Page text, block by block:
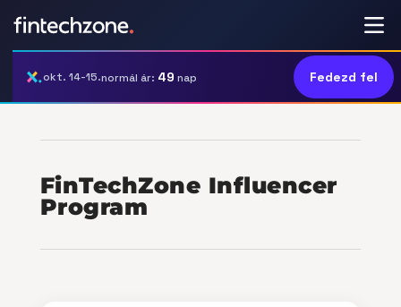
okt. 14-15.normál ár: 49 nap Fedezd fel
FinTechZone Influencer
Program